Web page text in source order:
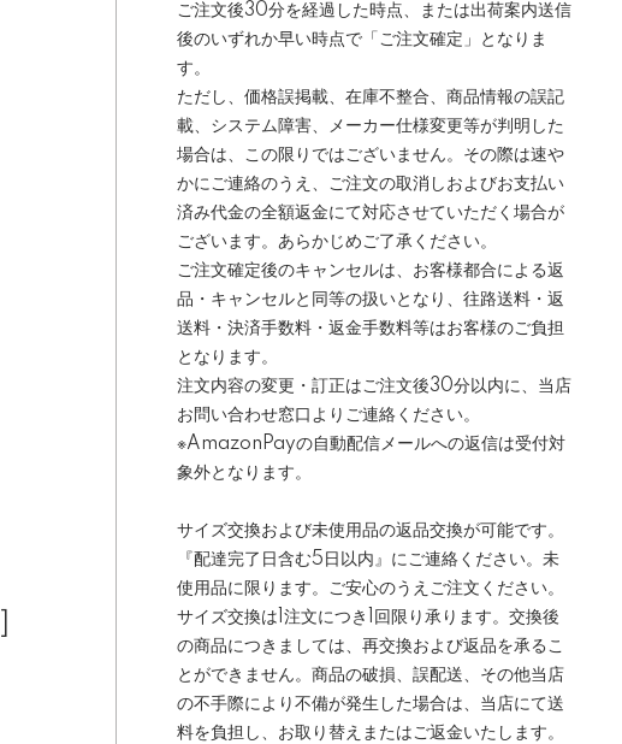
ご注文後30分を経過した時点、または出荷案内送信
後のいずれか早い時点で「ご注文確定」となりま
す。
ただし、価格誤掲載、在庫不整合、商品情報の誤記
載、システム障害、メーカー仕様変更等が判明した
場合は、この限りではございません。その際は速や
かにご連絡のうえ、ご注文の取消しおよびお支払い
済み代金の全額返金にて対応させていただく場合が
ございます。あらかじめご了承ください。
ご注文確定後のキャンセルは、お客様都合による返
品・キャンセルと同等の扱いとなり、往路送料・返
送料・決済手数料・返金手数料等はお客様のご負担
となります。
注文内容の変更・訂正はご注文後30分以内に、当店
お問い合わせ窓口よりご連絡ください。
※AmazonPayの自動配信メールへの返信は受付対
象外となります。
サイズ交換および未使用品の返品交換が可能です。
『配達完了日含む5日以内』にご連絡ください。未
使用品に限ります。ご安心のうえご注文ください。
サイズ交換は1注文につき1回限り承ります。交換後
の商品につきましては、再交換および返品を承るこ
とができません。商品の破損、誤配送、その他当店
の不手際により不備が発生した場合は、当店にて送
料を負担し、お取り替えまたはご返金いたします。